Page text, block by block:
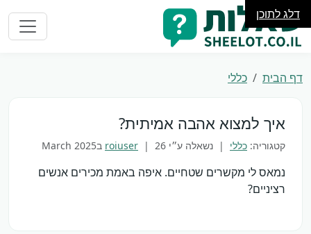
דלג לתוכן
דף הבית כללי
איך למצוא אהבה אמיתית?
קטגוריה: כללי | נשאלה ע״י roiuser | 26 בMarch 2025
נמאס לי מקשרים שטחיים. איפה באמת מכירים אנשים
רציניים?